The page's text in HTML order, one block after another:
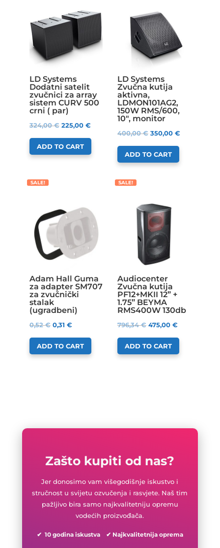
LD Systems
Dodatni satelit
zvučnici za array
sistem CURV 500
crni ( par)
324,00€ 225,00 €
ADD TO CART
LD Systems
Zvučna kutija
aktivna,
LDMON101AG2,
150W RMS/600,
10″, monitor
400,00€ 350,00 €
ADD TO CART
SALE!
Adam Hall Guma
za adapter SM707
za zvučnički
stalak
(ugradbeni)
0,52€ 0,31 €
ADD TO CART
SALE!
Audiocenter
Zvučna kutija
PF12+MKII 12” +
1.75” BEYMA
RMS400W 130db
796,34€ 475,00 €
ADD TO CART
Zašto kupiti od nas?
Jer donosimo vam višegodišnje iskustvo i
stručnost u svijetu ozvučenja i rasvjete. Naš tim
pažljivo bira samo najkvalitetniju opremu
vodećih proizvođača.
✔ 10 godina iskustva ✔ Najkvalitetnija oprema